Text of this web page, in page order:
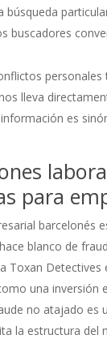
búsqueda
buscadores
personales
lleva
es
para
barcelonés
blanco de
Toxan Detectives
una inversión
no atajado es
la estructura del